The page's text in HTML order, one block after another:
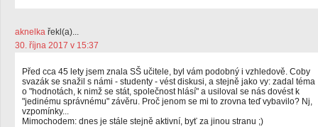
aknelka řekl(a)...
30. října 2017 v 15:37
Před cca 45 lety jsem znala SŠ učitele, byl vám podobný i vzhledově. Coby
svazák se snažil s námi - studenty - vést diskusi, a stejně jako vy: zadal téma
o "hodnotách, k nimž se stát, společnost hlásí" a usiloval se nás dovést k
"jedinému správnému" závěru. Proč jenom se mi to zrovna teď vybavilo? Nj,
vzpomínky...
Mimochodem: dnes je stále stejně aktivní, byť za jinou stranu ;)